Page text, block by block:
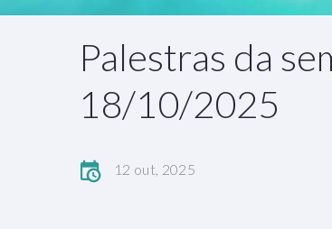
Palestras da
18/10/2025
12 out, 2025